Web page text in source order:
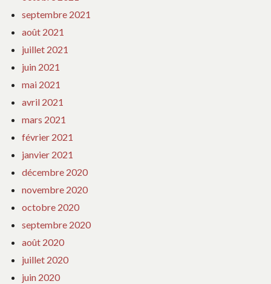
septembre 2021
août 2021
juillet 2021
juin 2021
mai 2021
avril 2021
mars 2021
février 2021
janvier 2021
décembre 2020
novembre 2020
octobre 2020
septembre 2020
août 2020
juillet 2020
juin 2020